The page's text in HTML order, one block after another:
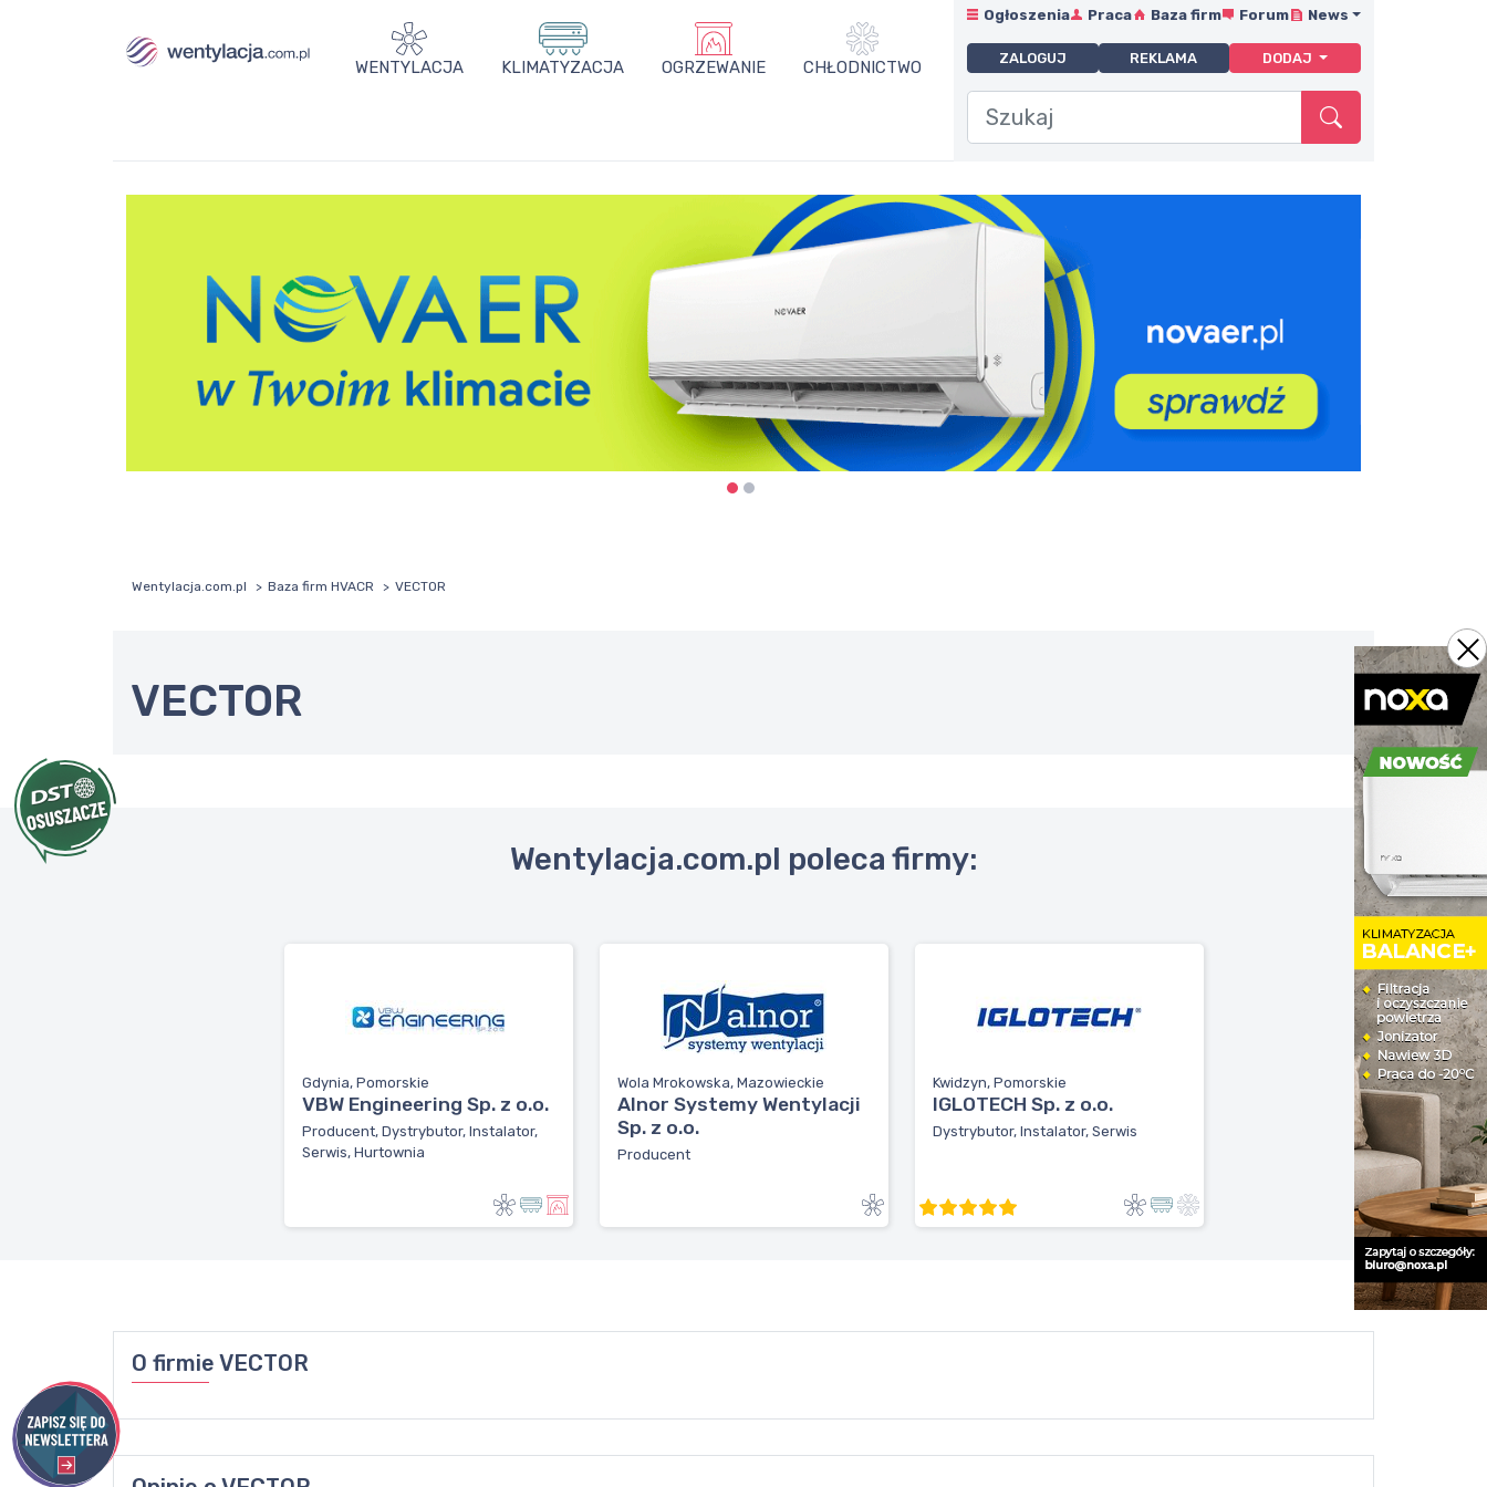
WENTYLACJA KLIMATYZACJA OGRZEWANIE CHŁODNICTWO
Ogłoszenia Praca Baza firm Forum News
ZALOGUJ REKLAMA DODAJ
Wentylacja.com.pl Baza firm HVACR VECTOR
VECTOR
Wentylacja.com.pl poleca firmy:
Gdynia, Pomorskie
VBW Engineering Sp. z o.o.
Producent, Dystrybutor, Instalator,
Serwis, Hurtownia
Wola Mrokowska, Mazowieckie
Alnor Systemy Wentylacji
Sp. z o.o.
Producent
Kwidzyn, Pomorskie
IGLOTECH Sp. z o.o.
Dystrybutor, Instalator, Serwis
O firmie VECTOR